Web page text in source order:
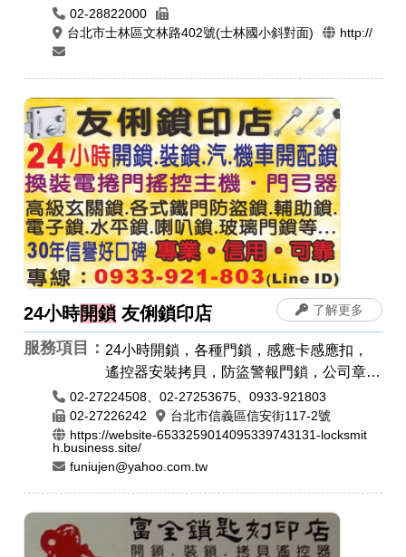
02-28822000
台北市士林區文林路402號(士林國小斜對面)
http://
24小時開鎖 友俐鎖印店
服務項目： 24小時開鎖，各種門鎖，感應卡感應扣，
遙控器安裝拷貝，防盜警報門鎖，公司章，
電腦刻印，橡皮章，印鑑章，原子章
02-27224508、02-27253675、0933-921803
02-27226242
台北市信義區信安街117-2號
https://website-6533259014095339743131-locksmit
h.business.site/
funiujen@yahoo.com.tw
了解更多